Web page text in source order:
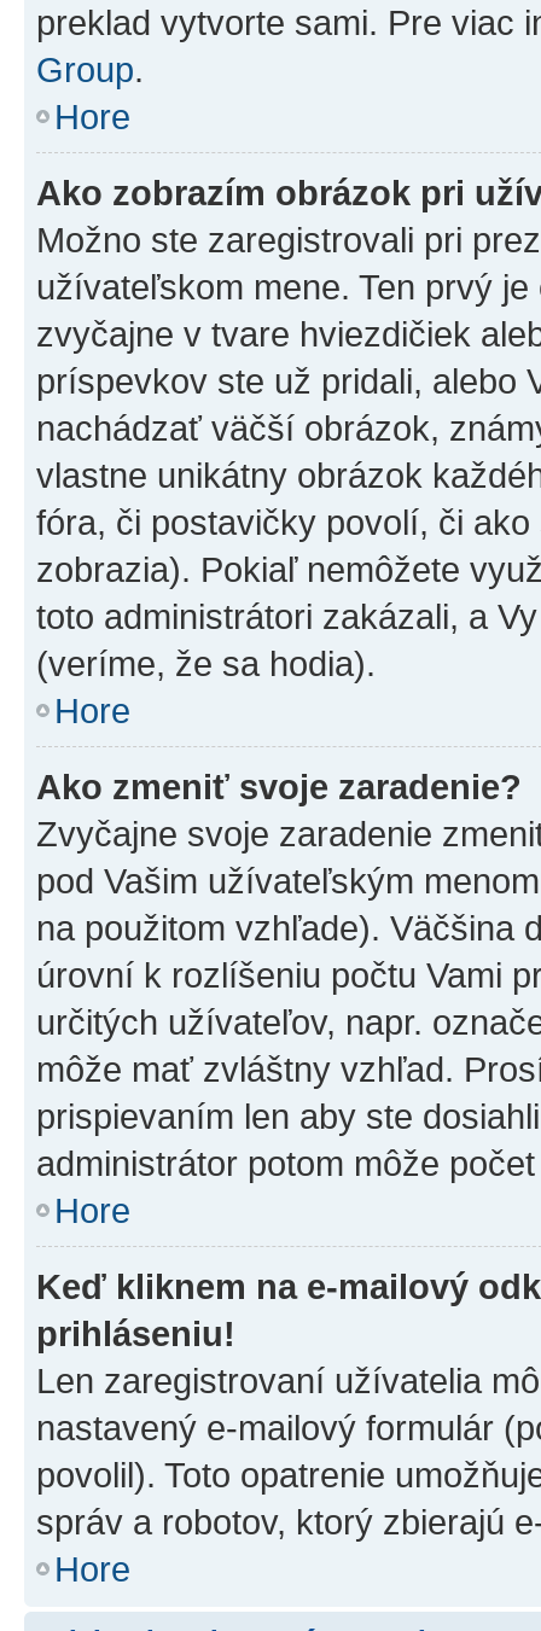
preklad vytvorte sami. Pre viac
Group.
Hore
Ako zobrazím obrázok pri
Možno ste zaregistrovali pri
užívateľskom mene. Ten prvý
zvyčajne v tvare hviezdičiek
príspevkov ste už pridali, alebo
nachádzať väčší obrázok,
vlastne unikátny obrázok
fóra, či postavičky povolí, či
zobrazia). Pokiaľ nemôžete
toto administrátori zakázali, a
(veríme, že sa hodia).
Hore
Ako zmeniť svoje zaradenie?
Zvyčajne svoje zaradenie
pod Vašim užívateľským
na použitom vzhľade). Väčšina
úrovní k rozlíšeniu počtu Vami
určitých užívateľov, napr.
môže mať zvláštny vzhľad.
prispievaním len aby ste
administrátor potom môže
Hore
Keď kliknem na e-mailový
prihláseniu!
Len zaregistrovaní užívatelia
nastavený e-mailový formulár
povolil). Toto opatrenie
správ a robotov, ktorý zbierajú
Hore